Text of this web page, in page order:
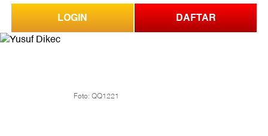
LOGIN DAFTAR
Foto: QQ1221